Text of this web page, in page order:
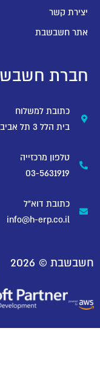
חשבשבת
למשלוח
אביב ישראל
מרכזייה
03-
דוא"ל
info@h-
©
2026